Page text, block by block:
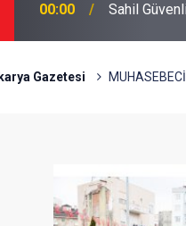
00:00 Sahil
Gazetesi